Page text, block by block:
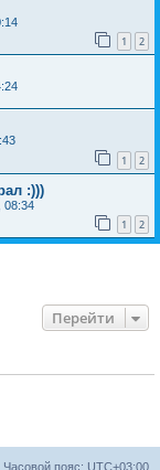
1 2
1 2
:)))
08:34
1 2
Перейти
Часовой пояс: UTC+03:00